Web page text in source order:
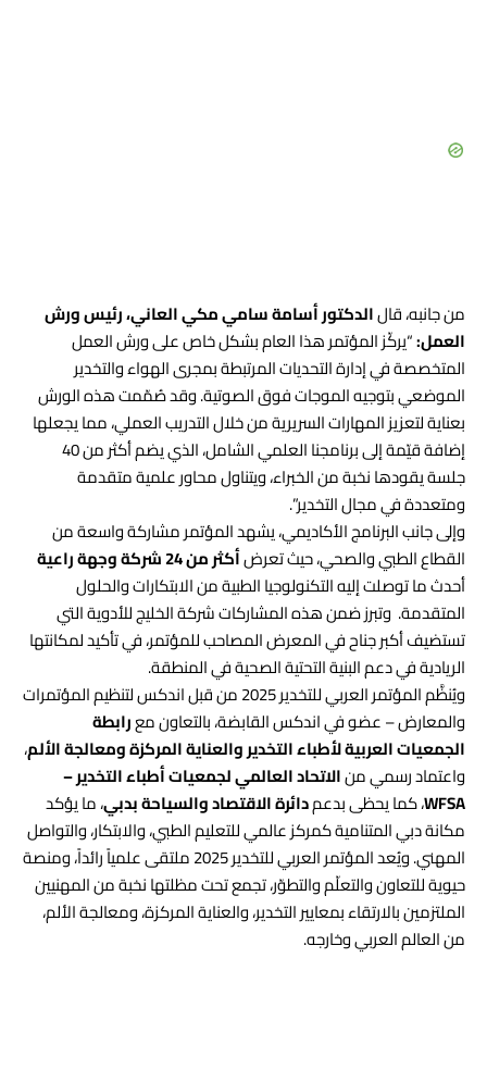
من جانبه، قالالدكتور أسامة سامي مكي العاني، رئيس ورش
العمل:“يركّز المؤتمر هذا العام بشكل خاص على ورش العمل
المتخصصة في إدارة التحديات المرتبطة بمجرى الهواء والتخدير
الموضعي بتوجيه الموجات فوق الصوتية. وقد صُمّمت هذه الورش
بعناية لتعزيز المهارات السريرية من خلال التدريب العملي، مما يجعلها
إضافة قيّمة إلى برنامجنا العلمي الشامل، الذي يضم أكثر من 40
جلسة يقودها نخبة من الخبراء، ويتناول محاور علمية متقدمة
ومتعددة في مجال التخدير”.
وإلى جانب البرنامج الأكاديمي، يشهد المؤتمر مشاركة واسعة من
القطاع الطبي والصحي، حيث تعرضأكثر من 24 شركة وجهة راعية
أحدث ما توصلت إليه التكنولوجيا الطبية من الابتكارات والحلول
المتقدمة. وتبرز ضمن هذه المشاركات شركة الخليج للأدوية التي
تستضيف أكبر جناح في المعرض المصاحب للمؤتمر، في تأكيد لمكانتها
الريادية في دعم البنية التحتية الصحية في المنطقة.
ويُنظَّم المؤتمر العربي للتخدير 2025 من قبل اندكس لتنظيم المؤتمرات
والمعارض – عضو في اندكس القابضة، بالتعاون معرابطة
الجمعيات العربية لأطباء التخدير والعناية المركزة ومعالجة الألم،
واعتماد رسمي منالاتحاد العالمي لجمعيات أطباء التخدير –
WFSA، كما يحظى بدعمدائرة الاقتصاد والسياحة بدبي، ما يؤكد
مكانة دبي المتنامية كمركز عالمي للتعليم الطبي، والابتكار، والتواصل
المهني. ويُعد المؤتمر العربي للتخدير 2025 ملتقى علمياً رائداً، ومنصة
حيوية للتعاون والتعلّم والتطوّر، تجمع تحت مظلتها نخبة من المهنيين
الملتزمين بالارتقاء بمعايير التخدير، والعناية المركزة، ومعالجة الألم،
من العالم العربي وخارجه.